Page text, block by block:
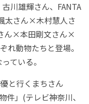
川雄輝さん、FANTA
太さん×木村慧人さ
ん×本田剛文さん×
れ動物たちと登場。
ている。
と行くまちさん
件」(テレビ神奈川、